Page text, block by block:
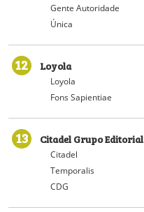
Gente Autoridade
Única
12 Loyola
Loyola
Fons Sapientiae
13 Citadel Grupo Editorial
Citadel
Temporalis
CDG